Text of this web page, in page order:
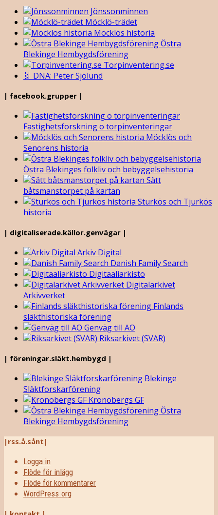
Jönssonminnen
Möcklö-trädet
Möcklös historia
Östra
Blekinge Hembygdsförening
Torpinventering.se
🧬 DNA: Peter Sjölund
| facebook.grupper |
Fastighetsforskning o torpinventeringar
Möcklös och
Senorens historia
Östra Blekinges folkliv och bebyggelsehistoria
Sätt
båtsmanstorpet på kartan
Sturkös och Tjurkös
historia
| digitaliserade.källor.genvägar |
Arkiv Digital
Danish Family Search
Digitaaliarkisto
Digitalarkivet
Arkivverket
Finlands
släkthistoriska förening
Genväg till AO
Riksarkivet (SVAR)
| föreningar.släkt.hembygd |
Blekinge
Släktforskarförening
Kronobergs GF
Östra
Blekinge Hembygdsförening
|rss.å.sånt|
Logga in
Flöde för inlägg
Flöde för kommentarer
WordPress.org